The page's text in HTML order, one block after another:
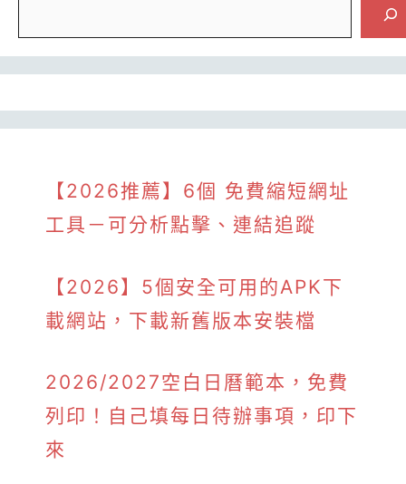
【2026推薦】6個 免費縮短網址
工具－可分析點擊、連結追蹤
【2026】5個安全可用的APK下
載網站，下載新舊版本安裝檔
2026/2027空白日曆範本，免費
列印！自己填每日待辦事項，印下
來